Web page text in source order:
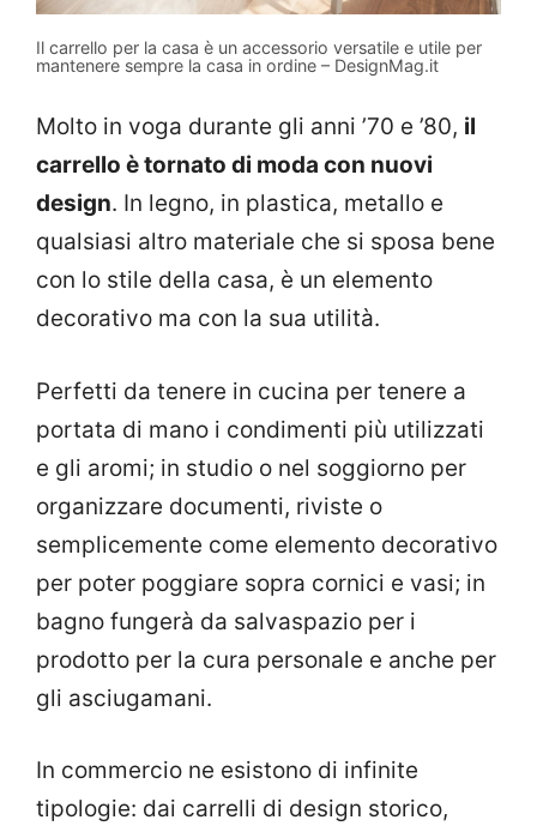
Il carrello per la casa è un accessorio versatile e utile per
mantenere sempre la casa in ordine – DesignMag.it
Molto in voga durante gli anni ’70 e ’80, il
carrello è tornato di moda con nuovi
design. In legno, in plastica, metallo e
qualsiasi altro materiale che si sposa bene
con lo stile della casa, è un elemento
decorativo ma con la sua utilità.
Perfetti da tenere in cucina per tenere a
portata di mano i condimenti più utilizzati
e gli aromi; in studio o nel soggiorno per
organizzare documenti, riviste o
semplicemente come elemento decorativo
per poter poggiare sopra cornici e vasi; in
bagno fungerà da salvaspazio per i
prodotto per la cura personale e anche per
gli asciugamani.
In commercio ne esistono di infinite
tipologie: dai carrelli di design storico,